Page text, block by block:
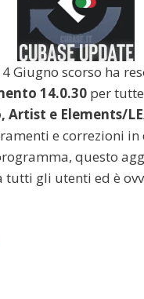
Giugno scorso ha
14.0.30 per
Artist e Elements/
e correzioni in
questo
tutti gli utenti ed è